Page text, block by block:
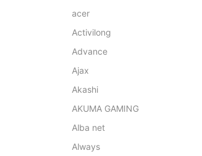
acer
Activilong
Advance
Ajax
Akashi
AKUMA GAMING
Alba net
Always